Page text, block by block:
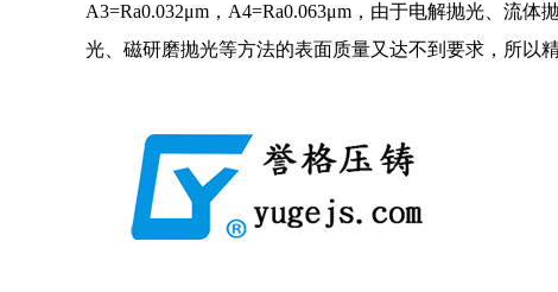
A3=Ra0.032μm，A4=Ra0.063μm，由于电解抛光、流
光、磁研磨抛光等方法的表面质量又达不到要求，所以